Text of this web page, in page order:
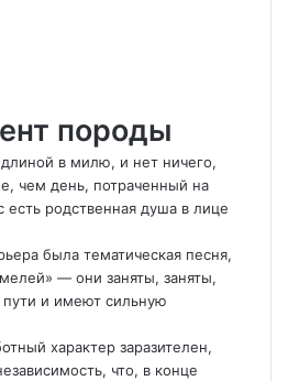
породы
в милю, и нет ничего,
чем день, потраченный на
есть родственная душа в лице
была тематическая песня,
— они заняты, заняты,
и имеют сильную
характер заразителен,
что, в конце